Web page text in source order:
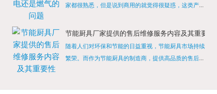
家都很熟悉，但是说到商用的就觉得很疑惑，这类产品
店用的就是商用的吗?还真别说，真被大家猜对了，这
节能厨具厂家提供的售后维修服务内容及其重要性
随着人们对环保和节能的日益重视，节能厨具市场持续
繁荣。而作为节能厨具的制造商，提供高品质的售后维